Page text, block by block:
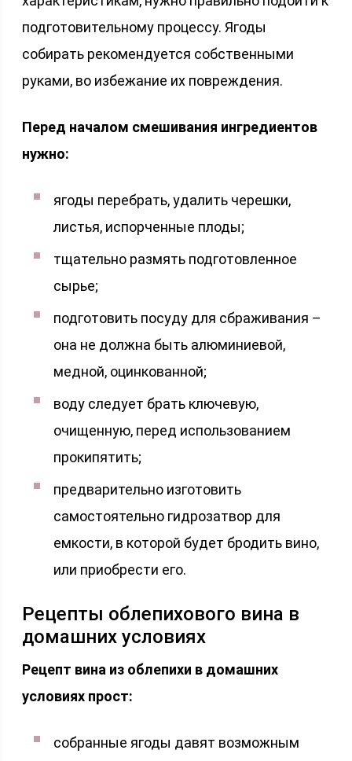
подготовительному процессу. Ягоды
собирать рекомендуется собственными
руками, во избежание их повреждения.
Перед началом смешивания ингредиентов
нужно:
ягоды перебрать, удалить черешки,
листья, испорченные плоды;
тщательно размять подготовленное
сырье;
подготовить посуду для сбраживания –
она не должна быть алюминиевой,
медной, оцинкованной;
воду следует брать ключевую,
очищенную, перед использованием
прокипятить;
предварительно изготовить
самостоятельно гидрозатвор для
емкости, в которой будет бродить вино,
или приобрести его.
Рецепты облепихового вина в
домашних условиях
Рецепт вина из облепихи в домашних
условиях прост:
собранные ягоды давят возможным